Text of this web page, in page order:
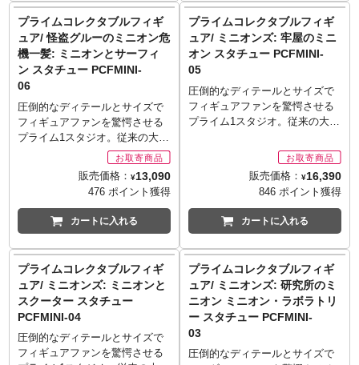
ルエットをかたどった、可愛ら
しいベースも付属します。
※お取り寄せ商品はご注文後出
荷までに1週間前後必要となりま
す。
※メーカー在庫品切れの場合、
ざいます。
ブルフィギュア
■製造・発売: 株式会社プライム
1スタジオ
■サイズ: 全高約23.4cm/全幅約
19.5cm/奥行約19.8cm
■重量: 約1.8kg
■素材: ポリストーン、ABS
■数量: 未定
■仕様
ディテールまで再現。
写真は製品サンプルです。実際
の商品とは異なる場合がありま
ご使用のモニターにより実際の
色と違って見える場合がありま
す。
転倒防止のため必ず台座を使用
してください。
■版権表記: Despicable Me,
Minion Made and all related
trademarks and copyrights of
たコンセプトアートをモチーフ
に、戦国の乱世を征服しようと
「第六天魔王」を名乗っていた
戦国ジョーカーを、3D立体造形
の使用により詳細なディテール
まで再現しました。見た目を派
手にデコレーションした大砲、
紫と緑を基調とした陣羽織の衣
装など、「ジョーカー」らしさ
がたっぷりで、大砲にたてられ
た布製旗に「第六天魔王」の文
字が印象的です。
※お取り寄せ商品はご注文後出
荷までに1週間前後必要となりま
商品をご用意出来ない場合もご
ざいます。
■シリーズ名: プレミアムマスタ
ーライン
■製造・発売: 株式会社プライム
1スタジオ
■サイズ: 全高約71cm/全幅約
51.5cm/奥行約45.6cm
間見れるようなヴィネットスタ
イルで立体化します。今回は映
画『ミニオンズ』より、大好物
のバナナに囲まれたミニオンた
ちをフィーチャー！ケビン、ス
チュアート、ボブ、そして周り
にはバナナが山盛り。彼らにと
って最高に幸せな空間を「スタ
※お取り寄せ商品はご注文後出
荷までに1週間前後必要となりま
※メーカー在庫品切れの場合、
商品をご用意出来ない場合もご
■シリーズ名: プライムコレクタ
ブルフィギュア
■製造・発売: 株式会社プライム
1スタジオ
■サイズ: 全高約14.9cm/全幅約
13.6cm/奥行約14.1cm
■発売予定: 2020年8～12月
プライムコレクタブルフィギ
ュア/ 怪盗グルーのミニオン危
機一髪: ミニオンとサーフィ
ン スタチュー PCFMINI-
06
圧倒的なディテールとサイズで
フィギュアファンを驚愕させる
プライム1スタジオ。従来の大型
スタチューのクオリティを維持
しながら、コレクションしやす
いサイズ感とハイディテールを
合わせたシリーズ「プライムコ
レクタブルフィギュア」の新作
です！『怪盗グルー』や『ミニ
ンズ」シリーズを、ハチャメチ
ャににぎやかな生活の一部が垣
間見れるようなヴィネットスタ
イルで立体化します。今回は映
画『怪盗グルーのミニオン危機
一髪』より、海でサーフィンを
楽しむミニオンたちをフィーチ
販売価格： ¥13,090
476 ポイント獲得
カートに入れる
プライムコレクタブルフィギ
ュア/ ミニオンズ: 牢屋のミニ
オン スタチュー PCFMINI-
05
圧倒的なディテールとサイズで
フィギュアファンを驚愕させる
プライム1スタジオ。従来の大型
しながら、コレクションしやす
いサイズ感とハイディテールを
合わせたシリーズ「プライムコ
レクタブルフィギュア」の新作
です！『怪盗グルー』や『ミニ
オン』などで知られる「ミニオ
ャににぎやかな生活の一部が垣
間見れるようなヴィネットスタ
イルで立体化します。今回は映
画『怪盗グルーのミニオン大脱
走』より、囚人服姿となったミ
ニオンたちをフィーチャー！規
律正しい生活を送っているから
販売価格： ¥16,390
846 ポイント獲得
カートに入れる
プライムコレクタブルフィギ
ュア/ ミニオンズ: ミニオンと
スクーター スタチュー
PCFMINI-04
圧倒的なディテールとサイズで
フィギュアファンを驚愕させる
プライムコレクタブルフィギ
ュア/ ミニオンズ: 研究所のミ
ニオン ミニオン・ラボラトリ
ー スタチュー PCFMINI-
03
圧倒的なディテールとサイズで